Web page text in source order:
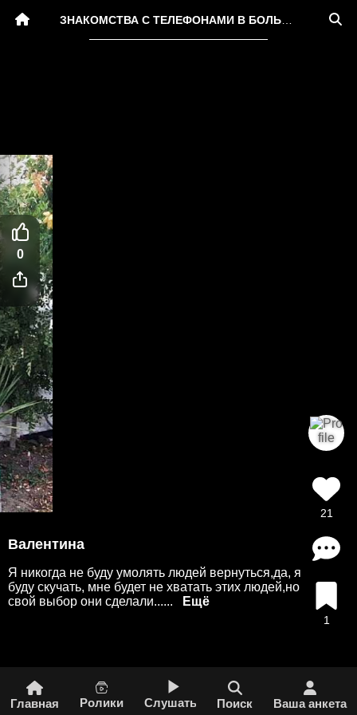
Валентина
Я никогда не буду умолять людей вернуться,да, я
буду скучать, мне будет не хватать этих людей,но
свой выбор они сделали......
21
1
Главная Ролики Слушать Поиск Ваша анкета
0